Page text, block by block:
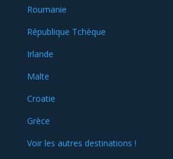
Roumanie
République Tchèque
Irlande
Malte
Croatie
Grèce
Voir les autres destinations !